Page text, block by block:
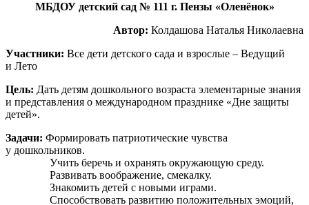
МБДОУ детский сад № 111 г. Пензы «Оленёнок»
Автор: Колдашова Наталья Николаевна
Участники: Все дети детского сада и взрослые – Ведущий
и Лето
Цель: Дать детям дошкольного возраста элементарные знания
и представления о международном празднике «Дне защиты
детей».
Задачи: Формировать патриотические чувства
у дошкольников.
Учить беречь и охранять окружающую среду.
Развивать воображение, смекалку.
Знакомить детей с новыми играми.
Способствовать развитию положительных эмоций,